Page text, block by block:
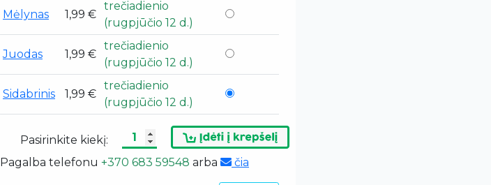
Mėlynas 1,99 €
trečiadienio
(rugpjūčio 12 d.)
Juodas 1,99 €
trečiadienio
(rugpjūčio 12 d.)
Sidabrinis 1,99 €
trečiadienio
(rugpjūčio 12 d.)
Pasirinkite kiekį:
Pagalba telefonu +370 683 59548 arba čia